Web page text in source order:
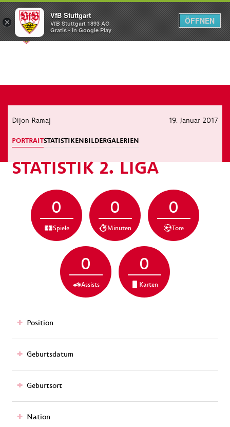
Menü
Dijon Ramaj 19. Januar 2017
PORTRAITSTATISTIKENBILDERGALERIEN
STATISTIK 2. LIGA
0
Spiele
0
Minuten
0
Tore
0
Assists
0
Karten
Position
Geburtsdatum
Geburtsort
Nation
×
VfB Stuttgart
VfB Stuttgart 1893 AG
Gratis - In Google Play
ÖFFNEN